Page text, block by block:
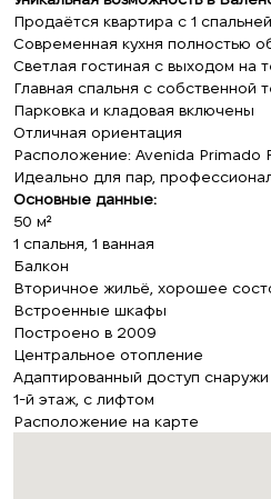
Продаётся квартира с 1
Современная кухня полностью
Светлая гостиная с выходом на
Главная спальня с собственной
Парковка и кладовая включены
Отличная ориентация
Расположение: Avenida Primado
Идеально для пар,
Основные данные:
50 м²
1 спальня, 1 ванная
Балкон
Вторичное жильё, хорошее
Встроенные шкафы
Построено в 2009
Центральное отопление
Адаптированный доступ снаружи
1-й этаж, с лифтом
Расположение на карте